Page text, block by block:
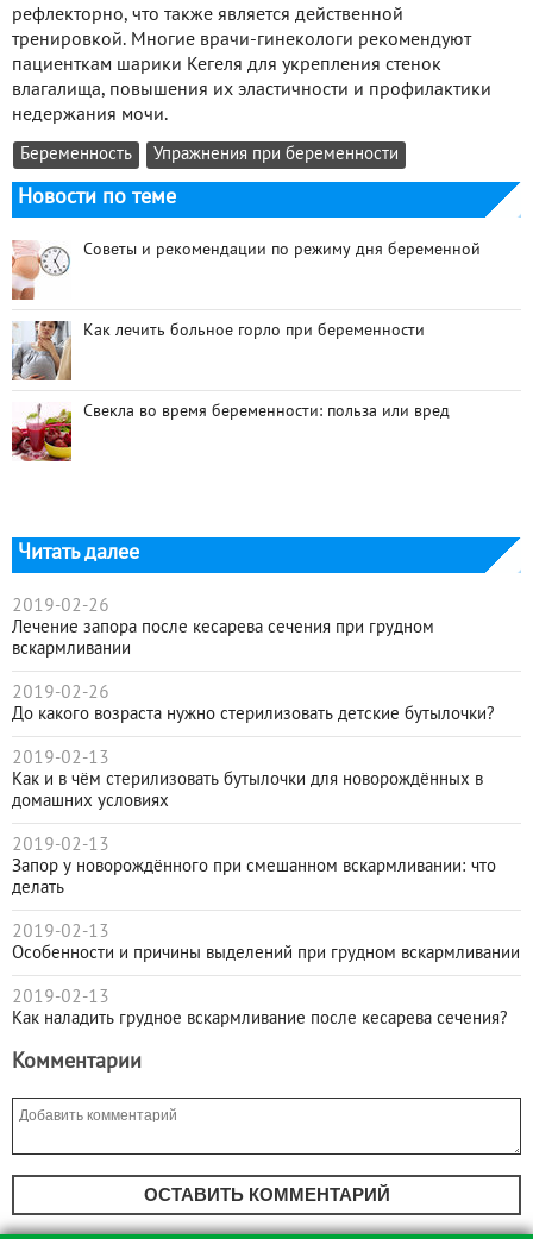
рефлекторно, что также является действенной
тренировкой. Многие врачи-гинекологи рекомендуют
пациенткам шарики Кегеля для укрепления стенок
влагалища, повышения их эластичности и профилактики
недержания мочи.
Беременность Упражнения при беременности
Новости по теме
Советы и рекомендации по режиму дня беременной
Как лечить больное горло при беременности
Свекла во время беременности: польза или вред
Читать далее
2019-02-26
Лечение запора после кесарева сечения при грудном
вскармливании
2019-02-26
До какого возраста нужно стерилизовать детские бутылочки?
2019-02-13
Как и в чём стерилизовать бутылочки для новорождённых в
домашних условиях
2019-02-13
Запор у новорождённого при смешанном вскармливании: что
делать
2019-02-13
Особенности и причины выделений при грудном вскармливании
2019-02-13
Как наладить грудное вскармливание после кесарева сечения?
Комментарии
ОСТАВИТЬ КОММЕНТАРИЙ